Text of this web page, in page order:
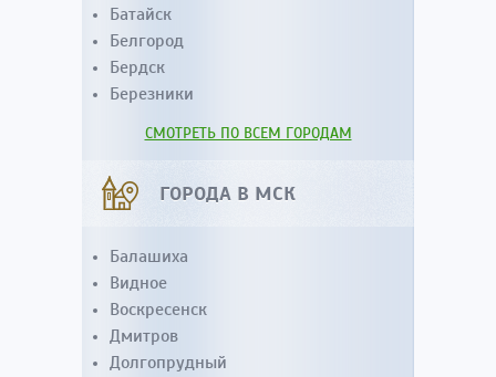
Батайск
Белгород
Бердск
Березники
СМОТРЕТЬ ПО ВСЕМ ГОРОДАМ
ГОРОДА В МСК
Балашиха
Видное
Воскресенск
Дмитров
Долгопрудный